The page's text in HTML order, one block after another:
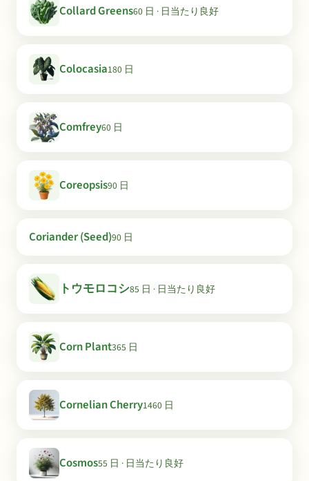
Collard Greens60 日 · 日当たり良好
Colocasia180 日
Comfrey60 日
Coreopsis90 日
Coriander (Seed)90 日
トウモロコシ85 日 · 日当たり良好
Corn Plant365 日
Cornelian Cherry1460 日
Cosmos55 日 · 日当たり良好